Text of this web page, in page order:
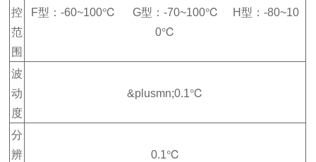
控
范
围
F型：-60~100℃ G型：-70~100℃ H型：-80~10
0℃
波
动
度
&plusmn;0.1℃
分
辨
0.1℃